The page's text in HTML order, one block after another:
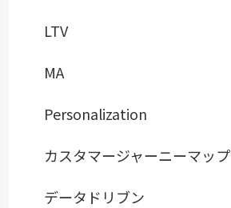
LTV
MA
Personalization
カスタマージャーニーマップ
データドリブン